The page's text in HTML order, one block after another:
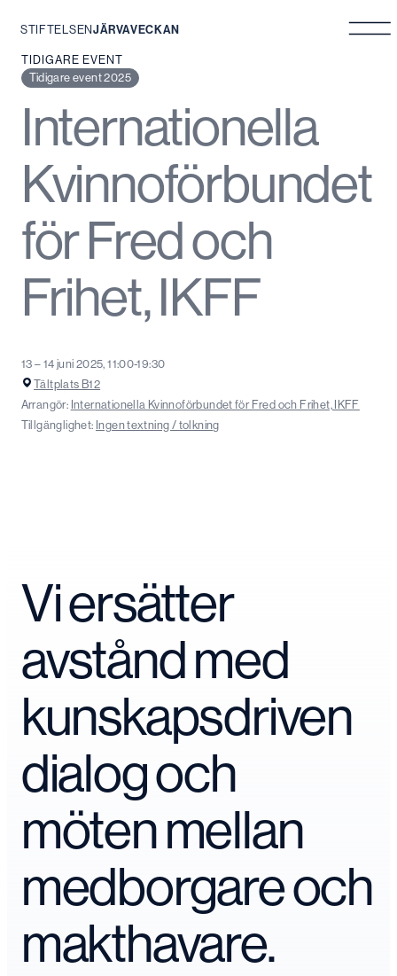
Hoppa
STIFTELSENJÄRVAVECKAN
TIDIGARE EVENT
Tidigare event 2025
Internationella
Kvinnoförbundet
för Fred och
Frihet, IKFF
13 – 14 juni 2025, 11:00-19:30
Tältplats B12
Arrangör: Internationella Kvinnoförbundet för Fred och Frihet, IKFF
Tillgänglighet: Ingen textning / tolkning
Vi ersätter
avstånd med
kunskapsdriven
dialog och
möten mellan
medborgare och
makthavare.